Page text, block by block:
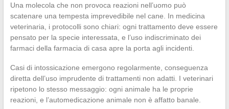
Una molecola che non provoca reazioni nell’uomo può
scatenare una tempesta imprevedibile nel cane. In medicina
veterinaria, i protocolli sono chiari: ogni trattamento deve essere
pensato per la specie interessata, e l’uso indiscriminato dei
farmaci della farmacia di casa apre la porta agli incidenti.
Casi di intossicazione emergono regolarmente, conseguenza
diretta dell’uso imprudente di trattamenti non adatti. I veterinari
ripetono lo stesso messaggio: ogni animale ha le proprie
reazioni, e l’automedicazione animale non è affatto banale.